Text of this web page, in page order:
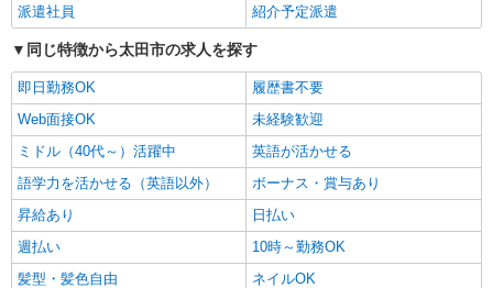
派遣社員 紹介予定派遣
同じ特徴から太田市の求人を探す
即日勤務OK
履歴書不要
Web面接OK
未経験歓迎
ミドル（40代～）活躍中
英語が活かせる
語学力を活かせる（英語以外）
ボーナス・賞与あり
昇給あり
日払い
週払い
10時～勤務OK
髪型・髪色自由
ネイルOK